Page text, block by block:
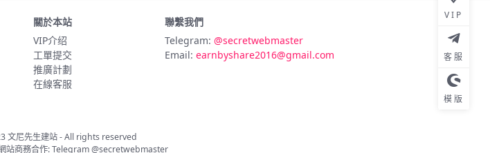
關於本站
VIP介绍
工單提交
推廣計劃
在線客服
聯繫我們
Telegram: @secretwebmaster
Email: earnbyshare2016@gmail.com
文尼先生建站- All rights reserved
站商務合作: Telegram@secretwebmaster
VIP
客服
模版